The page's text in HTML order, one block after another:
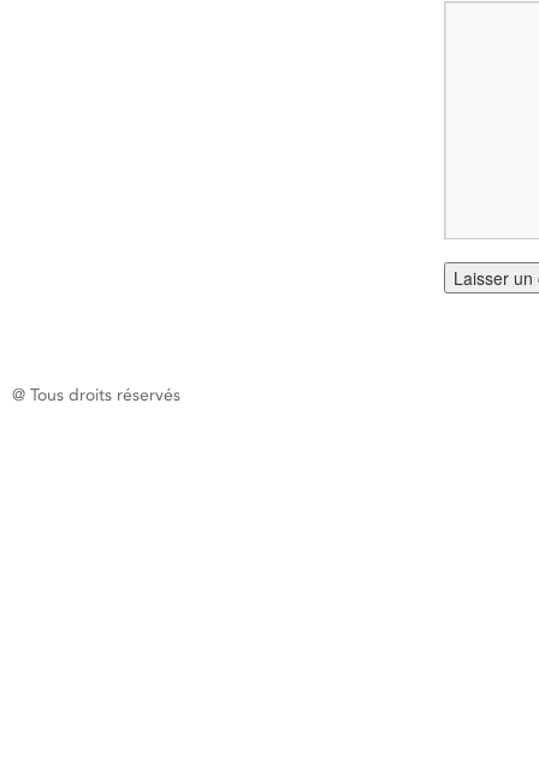
@ Tous droits réservés